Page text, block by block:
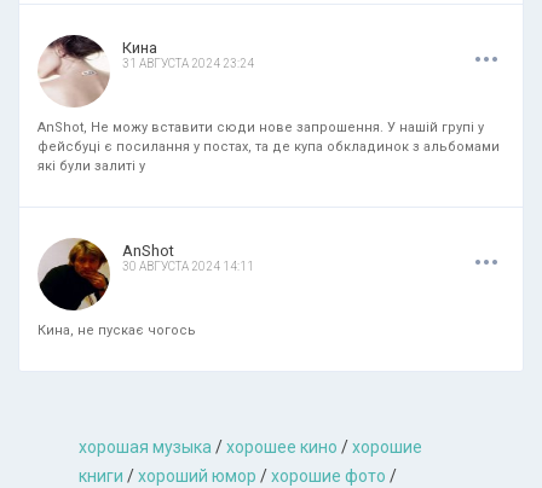
Кина
31 АВГУСТА 2024 23:24 ...
AnShot, Не можу вставити сюди нове запрошення. У нашій групі у
фейсбуці є посилання у постах, та де купа обкладинок з альбомами
які були залиті у
AnShot
30 АВГУСТА 2024 14:11 ...
Кина, не пускає чогось
хорошая музыкa/хорошее кино /хорошие
книги /хороший юмор /хорошие фото /